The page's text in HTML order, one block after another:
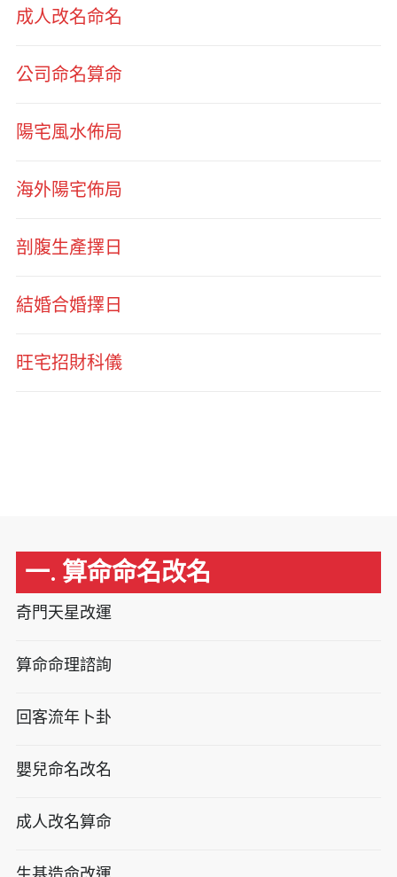
成人改名命名
公司命名算命
陽宅風水佈局
海外陽宅佈局
剖腹生產擇日
結婚合婚擇日
旺宅招財科儀
一. 算命命名改名
奇門天星改運
算命命理諮詢
回客流年卜卦
嬰兒命名改名
成人改名算命